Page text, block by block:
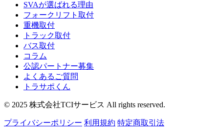
SVAが選ばれる理由
フォークリフト取付
重機取付
トラック取付
バス取付
コラム
公認パートナー募集
よくあるご質問
トラサポくん
© 2025 株式会社TCIサービス All rights reserved.
プライバシーポリシー 利用規約 特定商取引法